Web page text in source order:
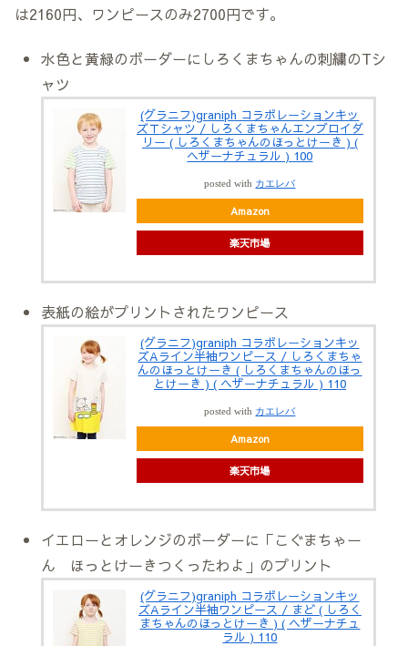
は2160円、ワンピースのみ2700円です。
水色と黄緑のボーダーにしろくまちゃんの刺繍のTシ
ャツ
(グラニフ)graniph コラボレーションキッ
ズＴシャツ / しろくまちゃんエンブロイダ
リー ( しろくまちゃんのほっとけーき ) (
ヘザーナチュラル ) 100
posted with カエレバ
Amazon
楽天市場
表紙の絵がプリントされたワンピース
(グラニフ)graniph コラボレーションキッ
ズAライン半袖ワンピース / しろくまちゃ
んのほっとけーき ( しろくまちゃんのほっ
とけーき ) ( ヘザーナチュラル ) 110
posted with カエレバ
Amazon
楽天市場
イエローとオレンジのボーダーに「こぐまちゃー
ん ほっとけーきつくったわよ」のプリント
(グラニフ)graniph コラボレーションキッ
ズAライン半袖ワンピース / まど ( しろく
まちゃんのほっとけーき ) ( ヘザーナチュ
ラル ) 110